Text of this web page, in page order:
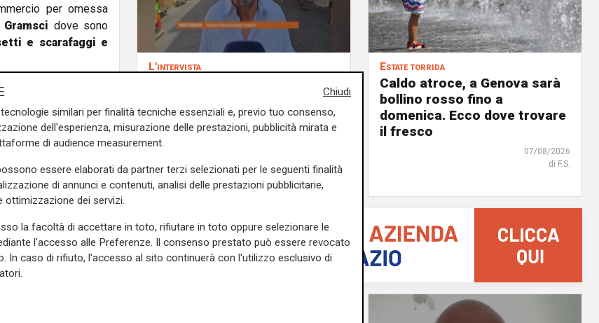
per omessa
dove sono
e scarafaggi e
igieniche
personale del 1º
di
attività
Paganiniper le
della
legge nazionale, la
Firenze chenon
Liguria seguiteci sul
Facebook.
L'intervista
demonizziamo nessuno, ma
tolleranza zero verso chi
porta degrado"
07/08/2026
Estate torrida
Caldo atroce, a Genova sarà
bollino rosso fino a
domenica. Ecco dove trovare
il fresco
07/08/2026
di F.S.
Chiudi
similari per finalità tecniche essenziali e, previo tuo consenso,
dell'esperienza, misurazione delle prestazioni, pubblicità mirata e
di audience measurement.
essere elaborati da partner terzi selezionati per le seguenti finalità
di annunci e contenuti, analisi delle prestazioni pubblicitarie,
ottimizzazione dei servizi.
la facoltà di accettare in toto, rifiutare in toto oppure selezionare le
l'accesso alle Preferenze. Il consenso prestato può essere revocato
In caso di rifiuto, l'accesso al sito continuerà con l'utilizzo esclusivo di